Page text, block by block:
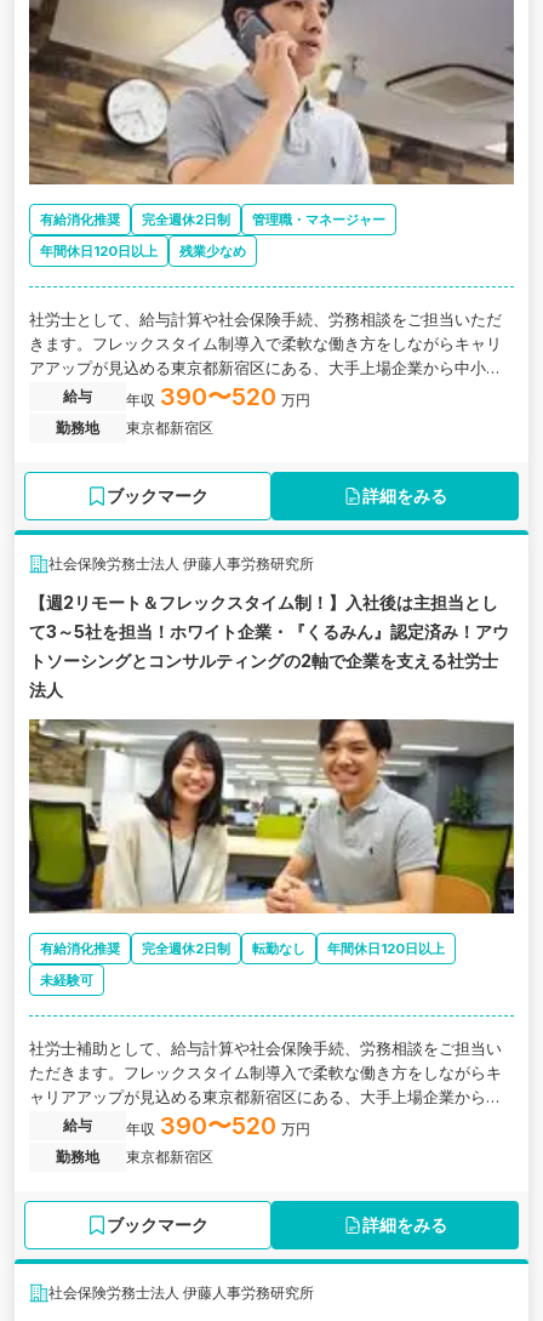
有給消化推奨 完全週休2日制
管理職・マネージャー
年間休日120日以上
残業少なめ
社労士として、給与計算や社会保険手続、労務相談をご担当いただ
きます。フレックスタイム制導入で柔軟な働き方をしながらキャリ
アアップが見込める東京都新宿区にある、大手上場企業から中小企
業まで幅広い経験が積める社労士法人の求人です。
給与 年収 390〜520 万円
勤務地
東京都新宿区
ブックマーク 詳細をみる
社会保険労務士法人 伊藤人事労務研究所
【週2リモート＆フレックスタイム制！】入社後は主担当とし
て3～5社を担当！ホワイト企業・『くるみん』認定済み！アウ
トソーシングとコンサルティングの2軸で企業を支える社労士
法人
有給消化推奨 完全週休2日制 転勤なし
年間休日120日以上
未経験可
社労士補助として、給与計算や社会保険手続、労務相談をご担当い
ただきます。フレックスタイム制導入で柔軟な働き方をしながらキ
ャリアアップが見込める東京都新宿区にある、大手上場企業から中
小企業まで幅広い経験が積める社労士法人の求人です。
給与 年収 390〜520 万円
勤務地
東京都新宿区
ブックマーク 詳細をみる
社会保険労務士法人 伊藤人事労務研究所